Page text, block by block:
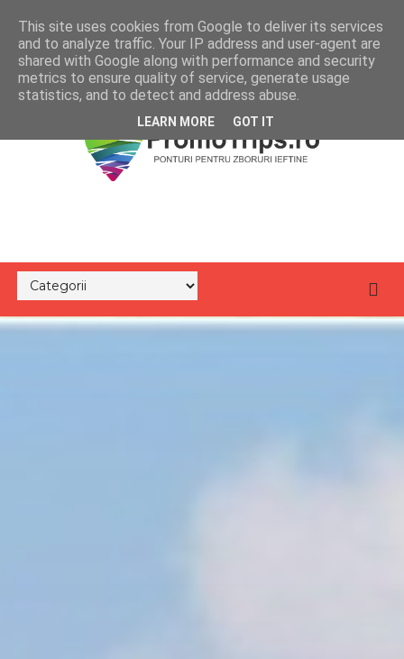
This site uses cookies from Google to deliver its services
and to analyze traffic. Your IP address and user-agent are
shared with Google along with performance and security
metrics to ensure quality of service, generate usage
statistics, and to detect and address abuse.
LEARN MORE GOT IT